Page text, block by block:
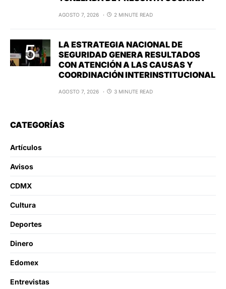
AGOSTO 7, 2026 2 MINUTE READ
LA ESTRATEGIA NACIONAL DE
SEGURIDAD GENERA RESULTADOS
CON ATENCIÓN A LAS CAUSAS Y
COORDINACIÓN INTERINSTITUCIONAL
AGOSTO 7, 2026 3 MINUTE READ
CATEGORÍAS
Artículos
Avisos
CDMX
Cultura
Deportes
Dinero
Edomex
Entrevistas